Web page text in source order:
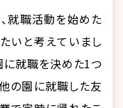
就職活動を始めた
いと考えていまし
に就職を決めた1つ
の園に就職した友